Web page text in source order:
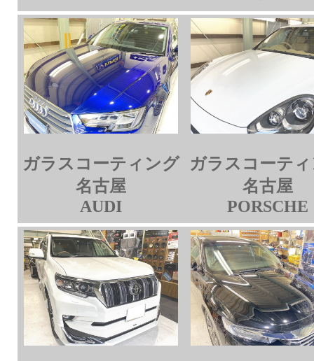
ガラスコーティング
名古屋
AUDI
ガラスコーテ
名古屋
PORSCHE